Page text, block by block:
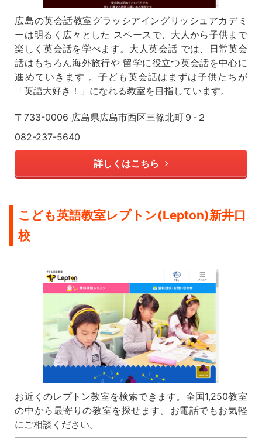
広島の英会話教室グラッシアイングリッシュアカデミ
ーは明るく広々とした スペースで、大人から子供まで
楽しく英会話を学べます。大人英会話 では、日常英会
話はもちろん海外旅行や 留学に役立つ英会話を中心に
進めていきます 。子ども英会話はまずは子供たちが
「英語大好き！」になれる教室を目指しています。
〒733-0006 広島県広島市西区三篠北町９-２
082-237-5640
詳しくはこちら
こども英語教室レプトン(Lepton)新井口
校
お近くのレプトン教室を検索できます。全国1,250教室
の中から最寄りの教室を探せます。お電話でもお気軽
にご相談ください。